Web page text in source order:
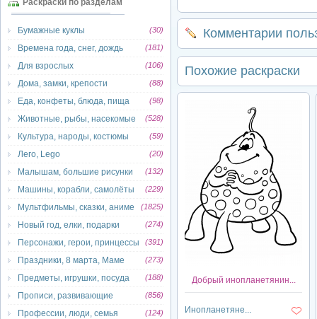
Раскраски по разделам
Бумажные куклы (30)
Времена года, снег, дождь (181)
Для взрослых (106)
Дома, замки, крепости (88)
Еда, конфеты, блюда, пища (98)
Животные, рыбы, насекомые (528)
Культура, народы, костюмы (59)
Лего, Lego (20)
Малышам, большие рисунки (132)
Машины, корабли, самолёты (229)
Мультфильмы, сказки, аниме (1825)
Новый год, елки, подарки (274)
Персонажи, герои, принцессы (391)
Праздники, 8 марта, Маме (273)
Предметы, игрушки, посуда (188)
Прописи, развивающие (856)
Профессии, люди, семья (124)
Комментарии
Похожие раскраски
Добрый инопланетянин...
Инопланетяне...